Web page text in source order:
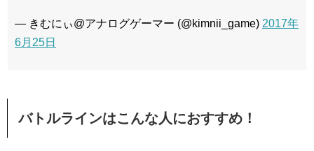
— きむにぃ@アナログゲーマー (@kimnii_game) 2017年
6月25日
バトルラインはこんな人におすすめ！